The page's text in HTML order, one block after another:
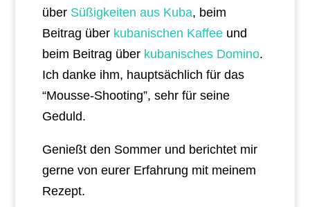
über Süßigkeiten aus Kuba, beim
Beitrag über kubanischen Kaffeeund
beim Beitrag über kubanisches Domino.
Ich danke ihm, hauptsächlich für das
“Mousse-Shooting”, sehr für seine
Geduld.
Genießt den Sommer und berichtet mir
gerne von eurer Erfahrung mit meinem
Rezept.